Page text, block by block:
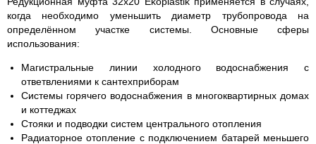
когда необходимо уменьшить диаметр трубопровода на
определённом участке системы. Основные сферы
использования:
Магистральные линии холодного водоснабжения с
ответвлениями к сантехприборам
Системы горячего водоснабжения в многоквартирных домах
и коттеджах
Стояки и подводки систем центрального отопления
Радиаторное отопление с подключением батарей меньшего